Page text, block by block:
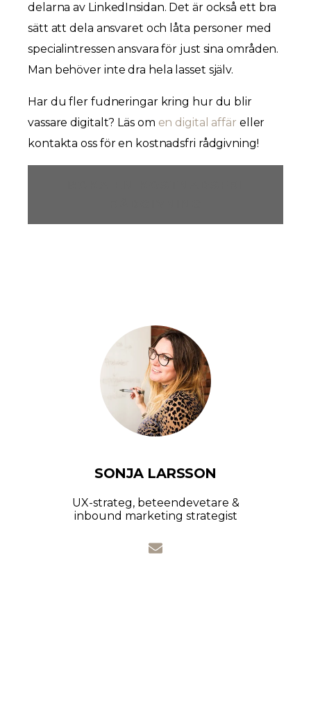
delarna av LinkedInsidan. Det är också ett bra
sätt att dela ansvaret och låta personer med
specialintressen ansvara för just sina områden.
Man behöver inte dra hela lasset själv.
Har du fler fudneringar kring hur du blir
vassare digitalt? Läs om en digital affär eller
kontakta oss för en kostnadsfri rådgivning!
SONJA LARSSON
UX-strateg, beteendevetare &
inbound marketing strategist